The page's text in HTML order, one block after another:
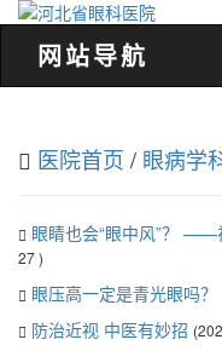
网站导航
医院首页 / 眼病学
眼睛也会“眼中风”？ ——
27 )
眼压高一定是青光眼吗？
防治近视 中医有妙招